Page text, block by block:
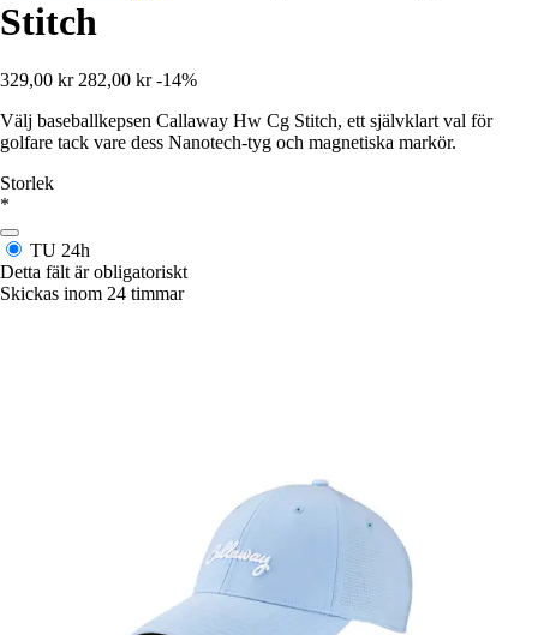
Stitch
329,00 kr 282,00 kr -14%
Välj baseballkepsen Callaway Hw Cg Stitch, ett självklart val för
golfare tack vare dess Nanotech-tyg och magnetiska markör.
Storlek
*
TU 24h
Detta fält är obligatoriskt
Skickas inom 24 timmar